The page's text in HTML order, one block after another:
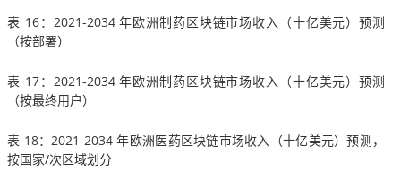
表 16：2021-2034 年欧洲制药区块链市场收入（十亿美元）预测
（按部署）
表 17：2021-2034 年欧洲制药区块链市场收入（十亿美元）预测
（按最终用户）
表 18：2021-2034 年欧洲医药区块链市场收入（十亿美元）预测，
按国家/次区域划分